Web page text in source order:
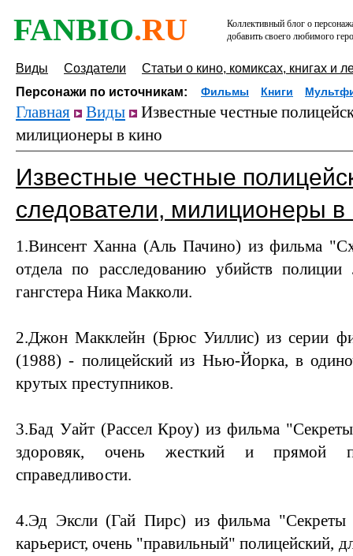
FANBIO.RU
Коллективный блог о
добавить своего любимого
Виды Создатели
Статьи о кино, комиксах, книгах и
Персонажи по источникам:
Фильмы Книги
Главная Виды
Известные честные
милиционеры в кино
Известные честные
следователи, милиционеры в
1.Винсент Ханна (Аль Пачино) из фильма
отдела по расследованию убийств
гангстера Ника Макколи.
2.Джон Макклейн (Брюс Уиллис) из серии
(1988) - полицейский из Нью-Йорка, в
крутых преступников.
3.Бад Уайт (Рассел Кроу) из фильма
здоровяк, очень жесткий и прямой
справедливости.
4.Эд Эксли (Гай Пирс) из фильма
карьерист, очень "правильный" полицейский,